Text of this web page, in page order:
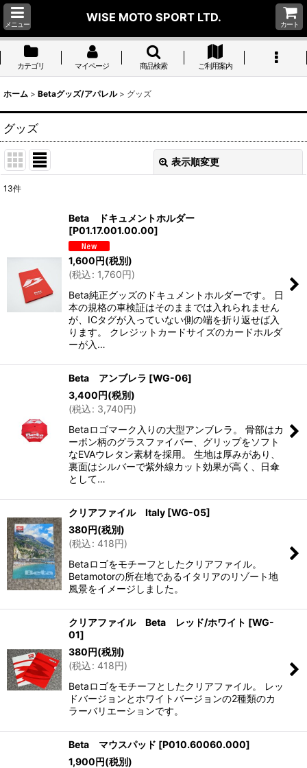
メニュー
WISE MOTO SPORT LTD.
カート
カテゴリ マイページ 商品検索 ご利用案内
ホーム > Betaグッズ/アパレル > グッズ
グッズ
表示順変更
13件
Beta ドキュメントホルダー
[P01.17.001.00.00]
1,600円(税別)
(税込: 1,760円)
Beta純正グッズのドキュメントホルダーです。 日
本の規格の車検証はそのままでは入れられません
が、ICタグが入っていない側の端を折り返せば入
ります。 クレジットカードサイズのカードホルダ
ーが入…
Beta アンブレラ [WG-06]
3,400円(税別)
(税込: 3,740円)
Betaロゴマーク入りの大型アンブレラ。 骨部はカ
ーボン柄のグラスファイバー、グリップをソフト
なEVAウレタン素材を採用。 生地は厚みがあり、
裏面はシルバーで紫外線カット効果が高く、日傘
として…
クリアファイル Italy [WG-05]
380円(税別)
(税込: 418円)
Betaロゴをモチーフとしたクリアファイル。
Betamotorの所在地であるイタリアのリゾート地
風景をイメージしました。
クリアファイル Beta レッド/ホワイト [WG-
01]
380円(税別)
(税込: 418円)
Betaロゴをモチーフとしたクリアファイル。 レッ
ドバージョンとホワイトバージョンの2種類のカ
ラーバリエーションです。
Beta マウスパッド [P010.60060.000]
1,900円(税別)